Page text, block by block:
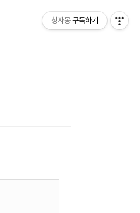
청자몽 구독하기